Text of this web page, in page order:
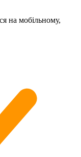
на мобільному,